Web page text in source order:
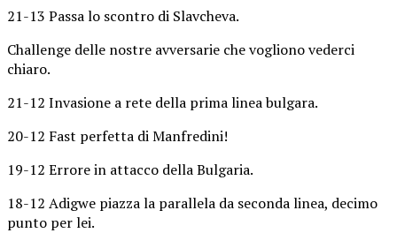
21-13 Passa lo scontro di Slavcheva.
Challenge delle nostre avversarie che vogliono vederci
chiaro.
21-12 Invasione a rete della prima linea bulgara.
20-12 Fast perfetta di Manfredini!
19-12 Errore in attacco della Bulgaria.
18-12 Adigwe piazza la parallela da seconda linea, decimo
punto per lei.